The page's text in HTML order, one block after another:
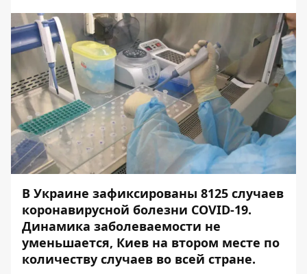
В Украине зафиксированы 8125 случаев
коронавирусной болезни COVID-19.
Динамика заболеваемости не
уменьшается, Киев на втором месте по
количеству случаев во всей стране.